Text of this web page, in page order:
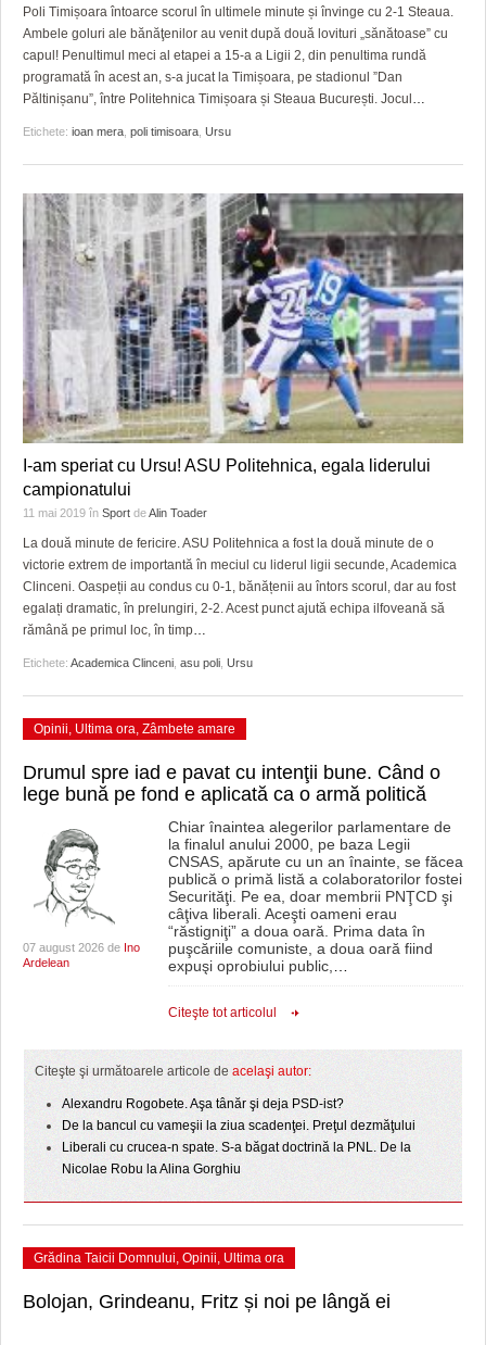
GRĂDINA TAICII DOMNULUI
ZIARISTU’ DE TERASĂ
CU OIŞTEA-N KIERKEGAARD
FINANŢĂRI DE LA A LA Z
CRONICĂ DE FILM
UNDE MERGEM
FILME DOCUMENTARE
CLIPURI VIDEO
ACCIDENTE
ANUNŢURI
INFO SI UTILE
CULTURA
JUSTITIE
FILME DOCUMENTARE
CLIPURI VIDEO
JOCURI ONLINE
DIVERSE
HARTA TIMIŞOAREI
LICEE, ŞCOLI ŞI GRĂDINIŢE DIN TIMIŞ
PRIMĂRIILE DIN TIMIŞ
SFATUL MEDICULUI
SFATURI JURIDICE
Poli Timișoara întoarce scorul în ultimele minute și învinge cu 2-1 Steaua.
Ambele goluri ale bănăţenilor au venit după două lovituri „sănătoase” cu
capul! Penultimul meci al etapei a 15-a a Ligii 2, din penultima rundă
programată în acest an, s-a jucat la Timișoara, pe stadionul ”Dan
Păltinișanu”, între Politehnica Timișoara și Steaua București. Jocul …
Etichete: ioan mera poli timisoara Ursu
I-am speriat cu Ursu! ASU Politehnica, egala liderului
campionatului
11 mai 2019 în Sport deAlin Toader
La două minute de fericire. ASU Politehnica a fost la două minute de o
victorie extrem de importantă în meciul cu liderul ligii secunde, Academica
Clinceni. Oaspeții au condus cu 0-1, bănățenii au întors scorul, dar au fost
egalați dramatic, în prelungiri, 2-2. Acest punct ajută echipa ilfoveană să
rămână pe primul loc, în timp…
Etichete: Academica Clinceni asu poli Ursu
Opinii, Ultima ora, Zâmbete amare
Drumul spre iad e pavat cu intenţii bune. Când o
lege bună pe fond e aplicată ca o armă politică
07 august 2026 de Ino
Ardelean
Chiar înaintea alegerilor parlamentare de
la finalul anului 2000, pe baza Legii
CNSAS, apărute cu un an înainte, se făcea
publică o primă listă a colaboratorilor fostei
Securităţi. Pe ea, doar membrii PNŢCD şi
câţiva liberali. Aceşti oameni erau
“răstigniţi” a doua oară. Prima data în
puşcăriile comuniste, a doua oară fiind
expuşi oprobiului public,
Citeşte tot articolul
Citeşte şi următoarele articole de acelaşi autor:
Alexandru Rogobete. Aşa tânăr şi deja PSD-ist?
De la bancul cu vameşii la ziua scadenţei. Preţul dezmăţului
Liberali cu crucea-n spate. S-a băgat doctrină la PNL. De la
Nicolae Robu la Alina Gorghiu
Grădina Taicii Domnului, Opinii, Ultima ora
Bolojan, Grindeanu, Fritz și noi pe lângă ei